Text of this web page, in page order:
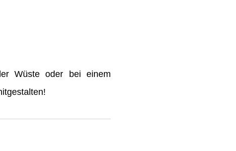
Wüste oder bei einem